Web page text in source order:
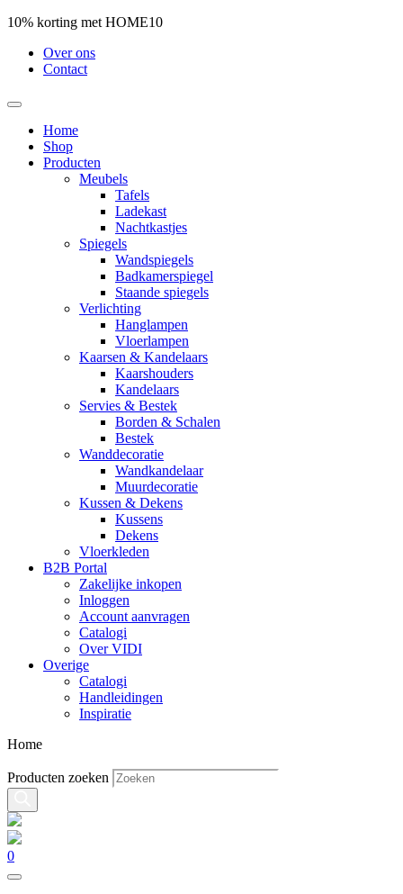
10% korting met HOME10
Over ons
Contact
Home
Shop
Producten
Meubels
Tafels
Ladekast
Nachtkastjes
Spiegels
Wandspiegels
Badkamerspiegel
Staande spiegels
Verlichting
Hanglampen
Vloerlampen
Kaarsen & Kandelaars
Kaarshouders
Kandelaars
Servies & Bestek
Borden & Schalen
Bestek
Wanddecoratie
Wandkandelaar
Muurdecoratie
Kussen & Dekens
Kussens
Dekens
Vloerkleden
B2B Portal
Zakelijke inkopen
Inloggen
Account aanvragen
Catalogi
Over VIDI
Overige
Catalogi
Handleidingen
Inspiratie
Home
Producten zoeken
0